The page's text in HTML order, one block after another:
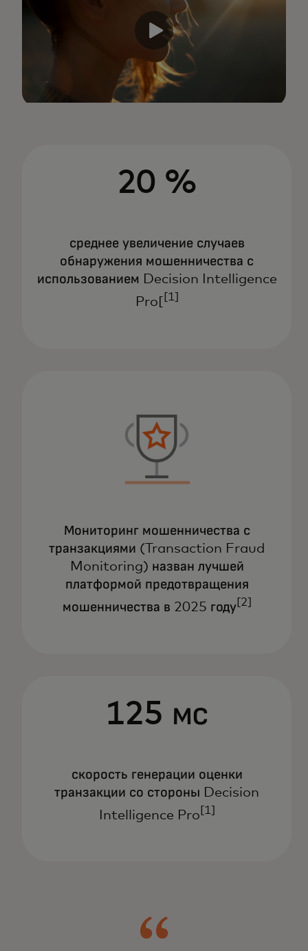
20 %
среднее увеличение случаев
обнаружения мошенничества с
использованием Decision Intelligence
Pro[ [1]
Мониторинг мошенничества с
транзакциями (Transaction Fraud
Monitoring) назван лучшей
платформой предотвращения
мошенничества в 2025 году[2]
125 мс
скорость генерации оценки
транзакции со стороны Decision
Intelligence Pro [1]